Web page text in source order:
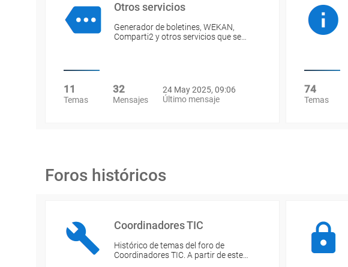
Otros servicios
Generador de boletines, WEKAN,
Comparti2 y otros servicios que se…
11
Temas
32
Mensajes
24 May 2025, 09:06
Último mensaje
74
Temas
Foros históricos
Coordinadores TIC
Histórico de temas del foro de
Coordinadores TIC. A partir de este…